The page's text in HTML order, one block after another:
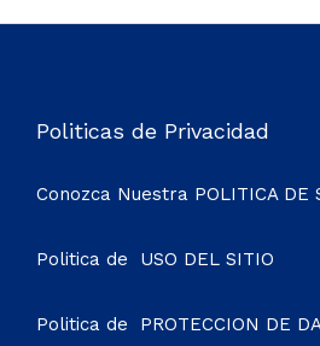
Politicas de Privacidad
Conozca Nuestra POLITICA DE
Politica de USO DEL SITIO
Politica de PROTECCION DE